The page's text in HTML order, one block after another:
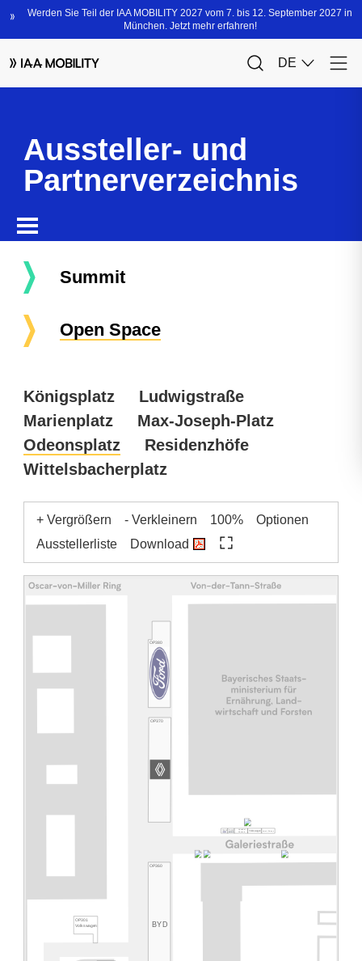
Aussteller- und
Partnerverzeichnis
Summit
Open Space
Königsplatz
Ludwigstraße
Marienplatz
Max-Joseph-Platz
Odeonsplatz
Residenzhöfe
Wittelsbacherplatz
+ Vergrößern - Verkleinern 100%
Optionen
Ausstellerliste
Download
OP360
BYD
OP301
Volkswagen
Hyundai
Genesis smart Europe
OP370
OP380